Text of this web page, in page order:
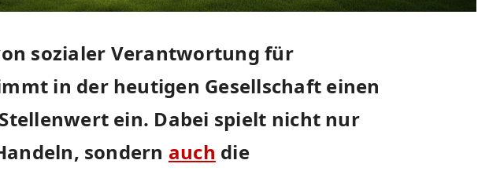
sozialer⁤ Verantwortung‍ für
in der heutigen Gesellschaft einen
ein. Dabei spielt⁢ nicht nur
sondern auch die